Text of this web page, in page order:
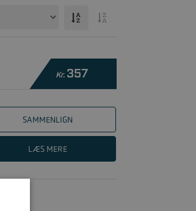
Kr. 357
SAMMENLIGN
LÆS MERE